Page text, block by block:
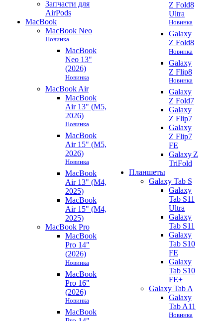
Запчасти для
AirPods
MacBook
MacBook Neo
Новинка
MacBook
Neo 13"
(2026)
Новинка
MacBook Air
MacBook
Air 13" (M5,
2026)
Новинка
MacBook
Air 15" (M5,
2026)
Новинка
MacBook
Air 13" (M4,
2025)
MacBook
Air 15" (M4,
2025)
MacBook Pro
MacBook
Pro 14"
(2026)
Новинка
MacBook
Pro 16"
(2026)
Новинка
MacBook
Z Fold8
Ultra
Новинка
Galaxy
Z Fold8
Новинка
Galaxy
Z Flip8
Новинка
Galaxy
Z Fold7
Galaxy
Z Flip7
Galaxy
Z Flip7
FE
Galaxy Z
TriFold
Планшеты
Galaxy Tab S
Galaxy
Tab S11
Ultra
Galaxy
Tab S11
Galaxy
Tab S10
FE
Galaxy
Tab S10
FE+
Galaxy Tab A
Galaxy
Tab A11
Новинка